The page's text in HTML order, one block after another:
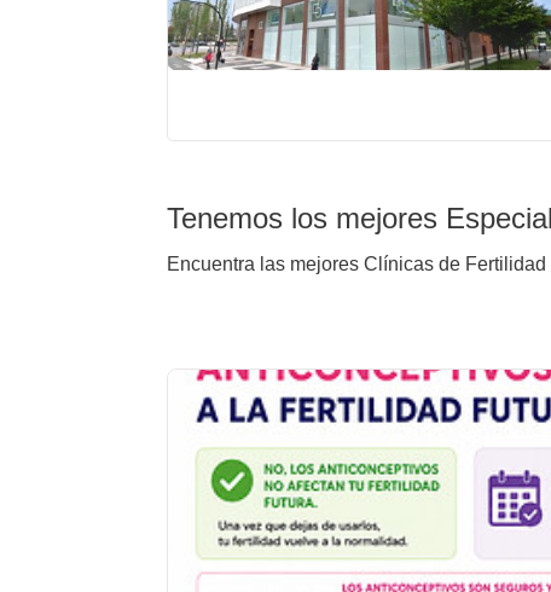
Tenemos los mejores
Encuentra las mejores Clínicas de